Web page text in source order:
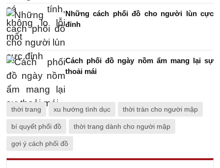
Những cách phối đồ cho người lùn cực
đỉnh
Cách phối đồ ngày nồm ẩm mang lại sự
thoải mái
thời trang xu hướng tình dục thời tràn cho người mập
bí quyết phối đồ thời trang dành cho người mập
gợi ý cách phối đồ